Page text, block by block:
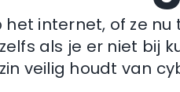
internet, of ze
als je er niet bij
veilig houdt van